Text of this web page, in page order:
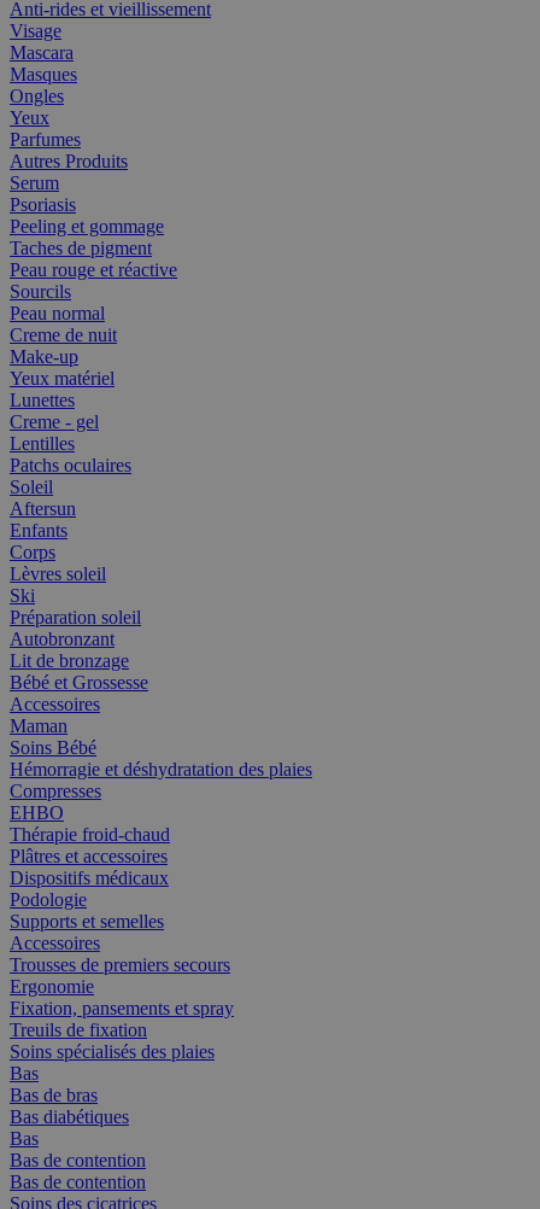
Anti-rides et vieillissement
Visage
Mascara
Masques
Ongles
Yeux
Parfumes
Autres Produits
Serum
Psoriasis
Peeling et gommage
Taches de pigment
Peau rouge et réactive
Sourcils
Peau normal
Creme de nuit
Make-up
Yeux matériel
Lunettes
Creme - gel
Lentilles
Patchs oculaires
Soleil
Aftersun
Enfants
Corps
Lèvres soleil
Ski
Préparation soleil
Autobronzant
Lit de bronzage
Bébé et Grossesse
Accessoires
Maman
Soins Bébé
Hémorragie et déshydratation des plaies
Compresses
EHBO
Thérapie froid-chaud
Plâtres et accessoires
Dispositifs médicaux
Podologie
Supports et semelles
Accessoires
Trousses de premiers secours
Ergonomie
Fixation, pansements et spray
Treuils de fixation
Soins spécialisés des plaies
Bas
Bas de bras
Bas diabétiques
Bas
Bas de contention
Bas de contention
Soins des cicatrices